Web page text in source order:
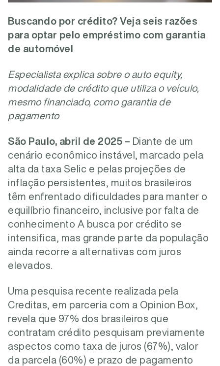
Buscando por crédito? Veja seis razões
para optar pelo empréstimo com garantia
de automóvel
Especialista explica sobre o auto equity,
modalidade de crédito que utiliza o veículo,
mesmo financiado, como garantia de
pagamento
São Paulo, abril de 2025 – Diante de um
cenário econômico instável, marcado pela
alta da taxa Selic e pelas projeções de
inflação persistentes, muitos brasileiros
têm enfrentado dificuldades para manter o
equilíbrio financeiro, inclusive por falta de
conhecimento A busca por crédito se
intensifica, mas grande parte da população
ainda recorre a alternativas com juros
elevados.
Uma pesquisa recente realizada pela
Creditas, em parceria com a Opinion Box,
revela que 97% dos brasileiros que
contratam crédito pesquisam previamente
aspectos como taxa de juros (67%), valor
da parcela (60%) e prazo de pagamento